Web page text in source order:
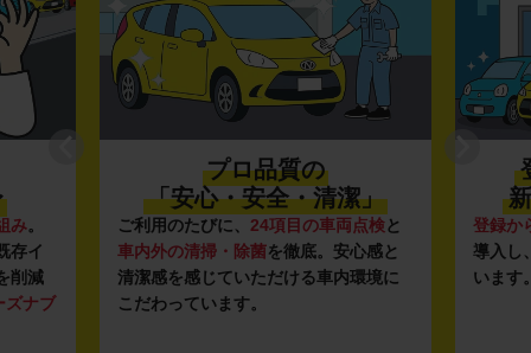
み。
存イ
削減
ズナブ
プロ品質の
「安心・安全・清潔」
ご利用のたびに、 24項目の車両点検と
車内外の清掃・除菌を徹底。安心感と
清潔感を感じていただける車内環境に
こだわっています。
登録か
導入し
います